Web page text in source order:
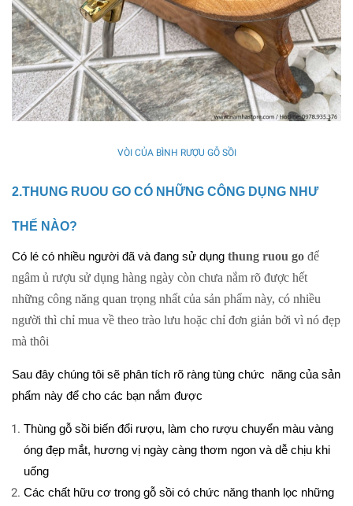
VÒI CỦA BÌNH RƯỢU GỖ SỒI
2.THUNG RUOU GO CÓ NHỮNG CÔNG DỤNG NHƯ
THẾ NÀO?
Có lé có nhiều người đã và đang sử dụng thung ruou go để
ngâm ủ rượu sử dụng hàng ngày còn chưa nắm rõ được hết
những công năng quan trọng nhất của sản phẩm này, có nhiều
người thì chỉ mua về theo trào lưu hoặc chỉ đơn giản bởi vì nó đẹp
mà thôi
Sau đây chúng tôi sẽ phân tích rõ ràng tùng chức  năng của sản
phẩm này để cho các bạn nắm được
Thùng gỗ sồi biến đổi rượu, làm cho rượu chuyển màu vàng
óng đẹp mắt, hương vị ngày càng thơm ngon và dễ chịu khi
uống
Các chất hữu cơ trong gỗ sồi có chức năng thanh lọc những